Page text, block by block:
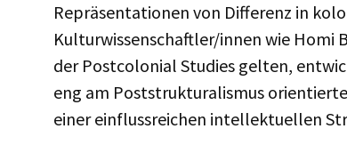
Repräsentationen von Differenz in
Kulturwissenschaftler/innen wie Homi
der Postcolonial Studies gelten,
eng am Poststrukturalismus
einer einflussreichen intellektuellen